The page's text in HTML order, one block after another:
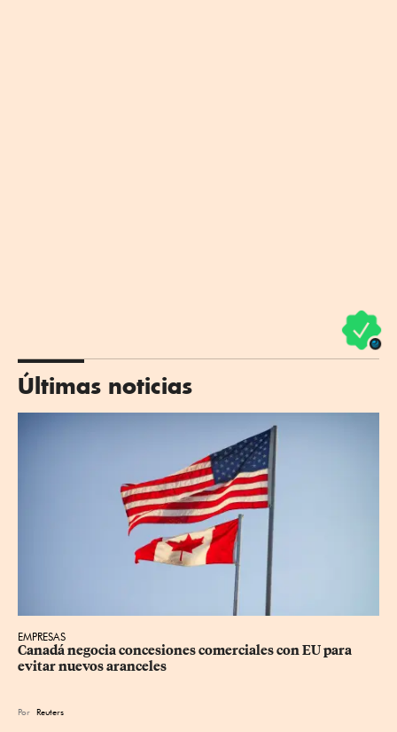
Últimas noticias
EMPRESAS
Canadá negocia concesiones comerciales con EU para
evitar nuevos aranceles
Por Reuters